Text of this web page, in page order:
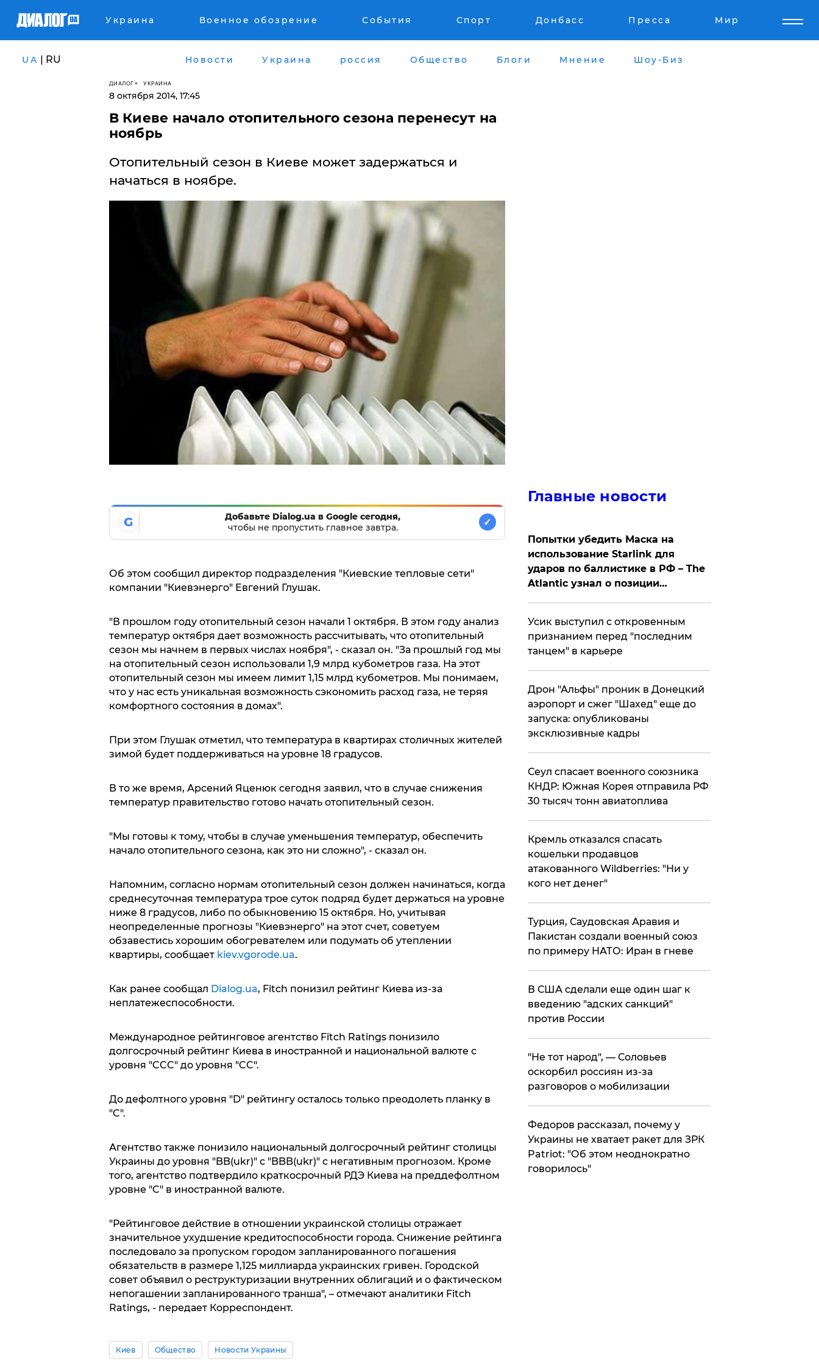
Украина Военное обозрение События Спорт Донбасс Пресса Мир
UA | RU Новости Украина россия Общество Блоги Мнение Шоу-Биз
ДИАЛОГ УКРАИНА
8 октября 2014, 17:45
В Киеве начало отопительного сезона перенесут на
ноябрь
​Отопительный сезон в Киеве может задержаться и
начаться в ноябре.
G
Добавьте Dialog.ua в Google сегодня,
чтобы не пропустить главное завтра.
✓
Об этом сообщил директор подразделения "Киевские тепловые сети"
компании "Киевэнерго" Евгений Глушак.
"В прошлом году отопительный сезон начали 1 октября. В этом году анализ
температур октября дает возможность рассчитывать, что отопительный
сезон мы начнем в первых числах ноября", - сказал он. "За прошлый год мы
на отопительный сезон использовали 1,9 млрд кубометров газа. На этот
отопительный сезон мы имеем лимит 1,15 млрд кубометров. Мы понимаем,
что у нас есть уникальная возможность сэкономить расход газа, не теряя
комфортного состояния в домах".
При этом Глушак отметил, что температура в квартирах столичных жителей
зимой будет поддерживаться на уровне 18 градусов.
В то же время, Арсений Яценюк сегодня заявил, что в случае снижения
температур правительство готово начать отопительный сезон.
"Мы готовы к тому, чтобы в случае уменьшения температур, обеспечить
начало отопительного сезона, как это ни сложно", - сказал он.
Напомним, согласно нормам отопительный сезон должен начинаться, когда
среднесуточная температура трое суток подряд будет держаться на уровне
ниже 8 градусов, либо по обыкновению 15 октября. Но, учитывая
неопределенные прогнозы "Киевэнерго" на этот счет, советуем
обзавестись хорошим обогревателем или подумать об утеплении
квартиры, сообщает kiev.vgorode.ua.
Как ранее сообщал Dialog.ua, Fitch понизил рейтинг Киева из-за
неплатежеспособности.
Международное рейтинговое агентство Fitch Ratings понизило
долгосрочный рейтинг Киева в иностранной и национальной валюте с
уровня "CCC" до уровня "CC".
До дефолтного уровня "D" рейтингу осталось только преодолеть планку в
"C".
Агентство также понизило национальный долгосрочный рейтинг столицы
Украины до уровня "BB(ukr)" с "BBB(ukr)" с негативным прогнозом. Кроме
того, агентство подтвердило краткосрочный РДЭ Киева на преддефолтном
уровне "C" в иностранной валюте.
"Рейтинговое действие в отношении украинской столицы отражает
значительное ухудшение кредитоспособности города. Снижение рейтинга
последовало за пропуском городом запланированного погашения
обязательств в размере 1,125 миллиарда украинских гривен. Городской
совет объявил о реструктуризации внутренних облигаций и о фактическом
непогашении запланированного транша", – отмечают аналитики Fitch
Ratings, - передает Корреспондент.
Киев Общество Новости Украины
Главные новости
Попытки убедить Маска на
использование Starlink для
ударов по баллистике в РФ – The
Atlantic узнал о позиции
Усик выступил с откровенным
признанием перед "последним
танцем" в карьере
Дрон "Альфы" проник в Донецкий
аэропорт и сжег "Шахед" еще до
запуска: опубликованы
эксклюзивные кадры
​Сеул спасает военного союзника
КНДР: Южная Корея отправила РФ
30 тысяч тонн авиатоплива
Кремль отказался спасать
кошельки продавцов
атакованного Wildberries: "Ни у
кого нет денег"
Турция, Саудовская Аравия и
Пакистан создали военный союз
по примеру НАТО: Иран в гневе
В США сделали еще один шаг к
введению "адских санкций"
против России
​"Не тот народ", — Соловьев
оскорбил россиян из-за
разговоров о мобилизации
Федоров рассказал, почему у
Украины не хватает ракет для ЗРК
Patriot: "Об этом неоднократно
говорилось"